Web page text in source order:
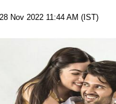
Nov 2022 11:44 AM (IST)